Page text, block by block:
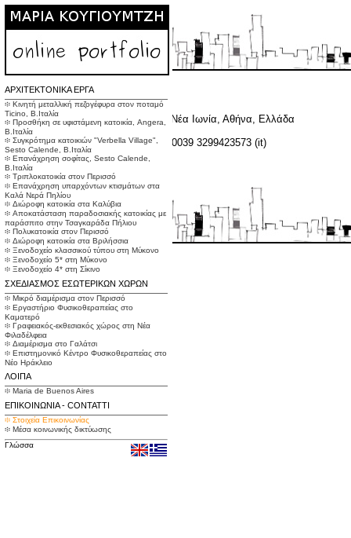
ΑΡΧΙΤΕΚΤΟΝΙΚΑ ΕΡΓΑ
፨ Κινητή μεταλλική πεζογέφυρα στον ποταμό
Ticino, Β.Ιταλία
፨ Προσθήκη σε υφιστάμενη κατοικία, Angera,
Β.Ιταλία
፨ Συγκρότημα κατοικιών "Verbella Village",
Sesto Calende, Β.Ιταλία
፨ Επανάχρηση σοφίτας, Sesto Calende,
Β.Ιταλία
፨ Τριπλοκατοικία στον Περισσό
፨ Επανάχρηση υπαρχόντων κτισμάτων στα
Καλά Νερά Πηλίου
፨ Διώροφη κατοικία στα Καλύβια
፨ Αποκατάσταση παραδοσιακής κατοικίας με
παράσπιτο στην Τσαγκαράδα Πήλιου
፨ Πολυκατοικία στον Περισσό
፨ Διώροφη κατοικία στα Βριλήσσια
፨ Ξενοδοχείο κλασσικού τύπου στη Μύκονο
፨ Ξενοδοχείο 5* στη Μύκονο
፨ Ξενοδοχείο 4* στη Σίκινο
ΣΧΕΔΙΑΣΜΟΣ ΕΣΩΤΕΡΙΚΩΝ ΧΩΡΩΝ
፨ Μικρό διαμέρισμα στον Περισσό
፨ Εργαστήριο Φυσικοθεραπείας στο
Καματερό
፨ Γραφειακός-εκθεσιακός χώρος στη Νέα
Φιλαδέλφεια
፨ Διαμέρισμα στο Γαλάτσι
፨ Επιστημονικό Κέντρο Φυσικοθεραπείας στο
Νέο Ηράκλειο
ΛΟΙΠΑ
፨ Maria de Buenos Aires
ΕΠΙΚΟΙΝΩΝΙΑ - CONTATTI
፨ Στοιχεία Επικοινωνίας
፨ Μέσα κοινωνικής δικτύωσης
Γλώσσα
Στοιχεία Επικοινωνίας
Διεύθυνση:Κολοκοτρώνη 12, 14232, Νέα Ιωνία, Αθήνα, Ελλάδα
Τηλέφωνο:
κινητό τηλέφωνο:0030 6946005969 , 0039 3299423573 (it)
email: mary.kougioumtzi@gmail.com
Built withIndexhibit
Design bysavysok